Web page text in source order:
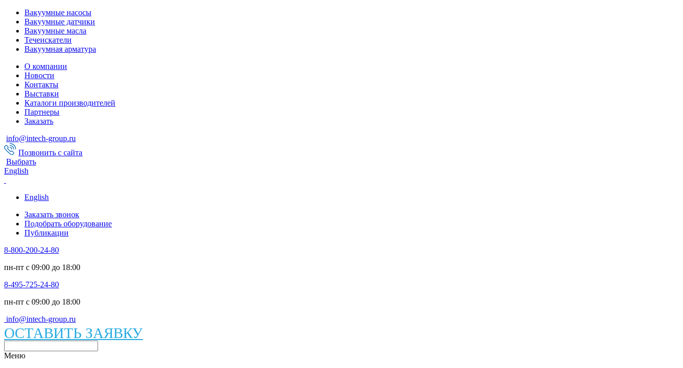
Вакуумные насосы
Вакуумные датчики
Вакуумные масла
Течеискатели
Вакуумная арматура
О компании
Новости
Контакты
Выставки
Каталоги производителей
Партнеры
Заказать
info@intech-group.ru
Позвонить с сайта
Выбрать
English
English
Заказать звонок
Подобрать оборудование
Публикации
8-800-200-24-80
пн-пт c 09:00 до 18:00
8-495-725-24-80
пн-пт c 09:00 до 18:00
info@intech-group.ru
ОСТАВИТЬ ЗАЯВКУ
Меню